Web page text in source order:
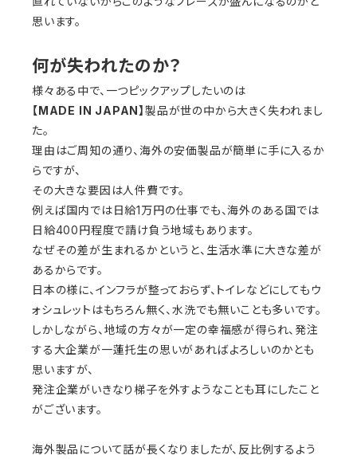
思います。
何が失われたのか？
様々ある中で、一つピックアップしたいのは
【MADE IN JAPAN】 製品が世の中から大きく失われまし
た。
理由はご周知の通り、海外の安価製品が簡単に手に入るか
らですが、
その大きな要因は人件費です。
例えば国内では日給1万円の仕事でも、海外のある国では
日給400円程度で請け負う地域もあります。
なぜその差が生まれるかというと、生活水準に大きな差が
あるからです。
日本の様に、インフラが整っておらず、トイレなどにしてもウ
ォシュレットはもちろん無く、水洗でも無いことも多いです。
しかしながら、地域の方々が一定の幸福感が得られ、発注
する大企業が一蓮托生の思いがあればよろしいのかとも
思いますが、
発注企業がいきなり梯子を外すようなことも耳にしたこと
がございます。
海外製品について話が長くなりましたが、反比例するよう